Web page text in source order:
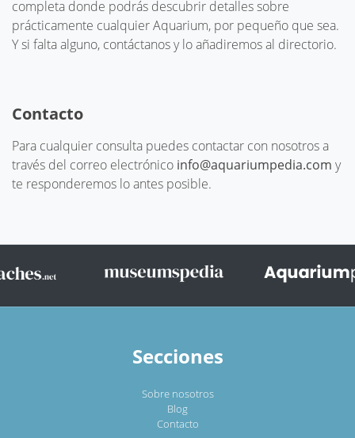
completa donde podrás descubrir detalles sobre
prácticamente cualquier Aquarium, por pequeño que sea.
Y si falta alguno, contáctanos y lo añadiremos al directorio.
Contacto
Para cualquier consulta puedes contactar con nosotros a
través del correo electrónico info@aquariumpedia.com y
te responderemos lo antes posible.
Secciones
Sobre nosotros
Blog
Contacto